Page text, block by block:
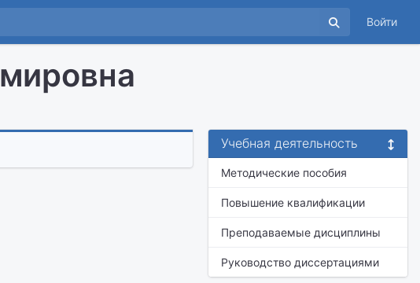
Войти
Учебная деятельность
Методические пособия
Повышение квалификации
Преподаваемые дисциплины
Руководство диссертациями